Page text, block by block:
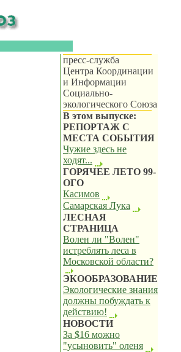
пресс-служба
Центра Координации
и Информации
Социально-
экологического Союза
В этом выпуске:
РЕПОРТАЖ С
МЕСТА СОБЫТИЯ
Чужие здесь не
ходят...
ГОРЯЧЕЕ ЛЕТО 99-
ОГО
Касимов
Самарская Лука
ЛЕСНАЯ
СТРАНИЦА
Волен ли "Волен"
истреблять леса в
Московской области?
ЭКООБРАЗОВАНИЕ
Экологические знания
должны побуждать к
действию!
НОВОСТИ
За $16 можно
"усыновить" оленя